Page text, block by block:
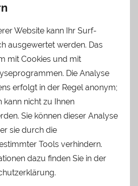
Website kann Ihr Surf-
ausgewertet werden. Das
mit Cookies und mit
Die Analyse
erfolgt in der Regel anonym;
kann nicht zu Ihnen
Sie können dieser Analyse
sie durch die
Tools verhindern.
dazu finden Sie in der